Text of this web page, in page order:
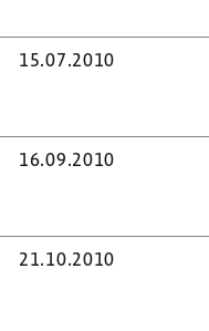
15.07.2010
16.09.2010
21.10.2010